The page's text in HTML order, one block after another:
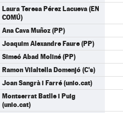
Laura Teresa Pérez Lacueva (EN
COMÚ)
Ana Cava Muñoz (PP)
Joaquim Alexandre Faure (PP)
Simeó Abad Moliné (PP)
Ramon Vilaltella Domenjó (C's)
Joan Sangrà i Farré (unio.cat)
Montserrat Batlle i Puig
(unio.cat)